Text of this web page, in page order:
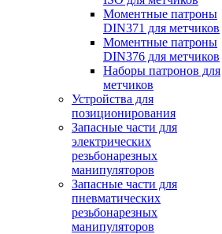
Моментные патроны
DIN371 для метчиков
Моментные патроны
DIN376 для метчиков
Наборы патронов для
метчиков
Устройства для
позиционирования
Запасные части для
электрических
резьбонарезных
манипуляторов
Запасные части для
пневматических
резьбонарезных
манипуляторов